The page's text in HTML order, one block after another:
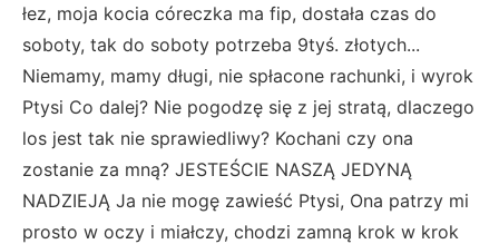
łez, moja kocia córeczka ma fip, dostała czas do
soboty, tak do soboty potrzeba 9tyś. złotych...
Niemamy, mamy długi, nie spłacone rachunki, i wyrok
Ptysi Co dalej? Nie pogodzę się z jej stratą, dlaczego
los jest tak nie sprawiedliwy? Kochani czy ona
zostanie za mną? JESTEŚCIE NASZĄ JEDYNĄ
NADZIEJĄ Ja nie mogę zawieść Ptysi, Ona patrzy mi
prosto w oczy i miałczy, chodzi zamną krok w krok